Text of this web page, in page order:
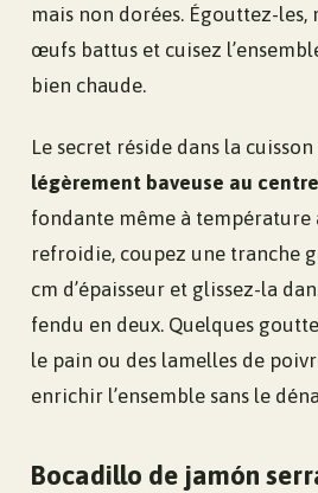
mais non dorées. Égouttez-les,
œufs battus et cuisez
bien chaude.
Le secret réside dans la
légèrement baveuse au centre
fondante même à température
refroidie, coupez une tranche
cm d’épaisseur et glissez-la
fendu en deux. Quelques
le pain ou des lamelles de
enrichir l’ensemble sans le
Bocadillo de jamón